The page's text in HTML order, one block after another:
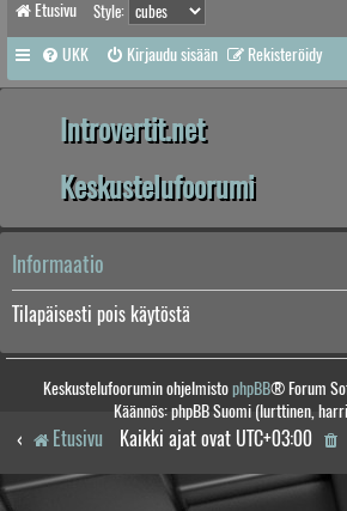
Etusivu Style:
UKK Kirjaudu sisään Rekisteröidy
Introvertit.net
Keskustelufoorumi
Informaatio
Tilapäisesti pois käytöstä
Keskustelufoorumin ohjelmistophpBB® Forum
Käännös: phpBB Suomi (lurttinen,
Etusivu Kaikki ajat ovat UTC+03:00